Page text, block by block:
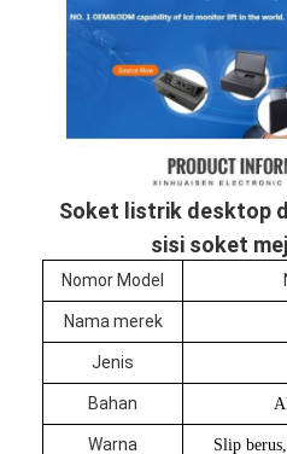
Rumah
Produk
Tentang kita
Soket listrik desktop
sisi soket
Nomor Model
Nama merek
Jenis
Bahan
Warna Slip